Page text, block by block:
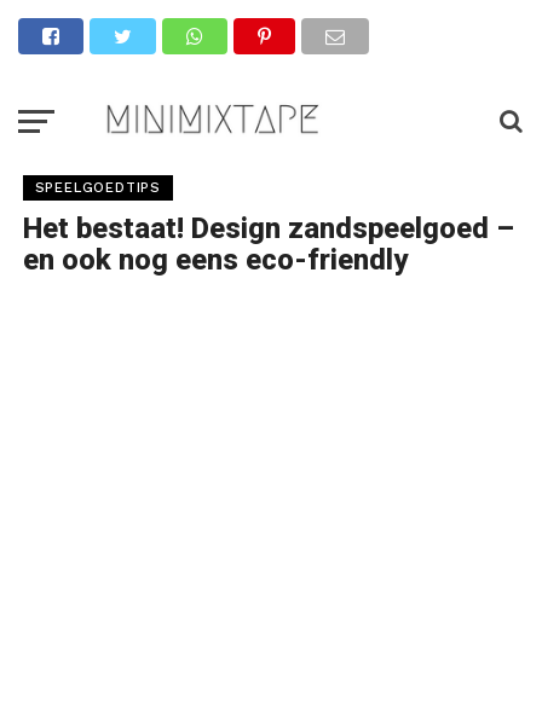
SPEELGOEDTIPS
Het bestaat! Design zandspeelgoed –
en ook nog eens eco-friendly